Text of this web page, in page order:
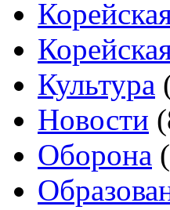
Культура
Новости
Оборона